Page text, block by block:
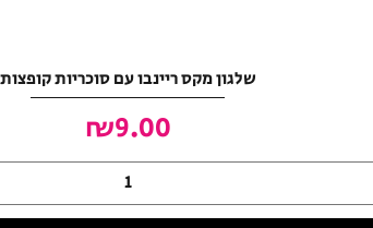
שלגון מקס ריינבו עם סוכריות קופצות
מחיר
₪9.00